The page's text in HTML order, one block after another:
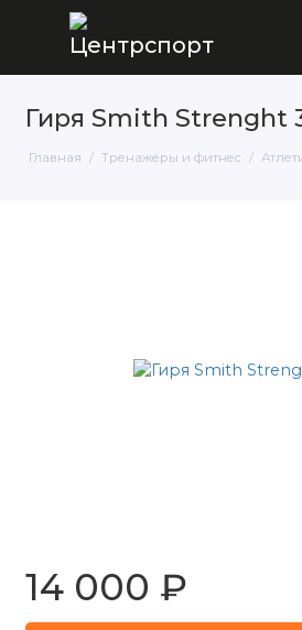
Гиря Smith Strenght
Главная Тренажёры и фитнес
14 000 ₽